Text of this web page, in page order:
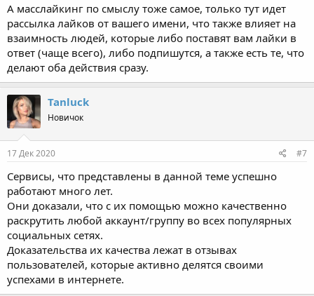
А масслайкинг по смыслу тоже самое, только тут идет
рассылка лайков от вашего имени, что также влияет на
взаимность людей, которые либо поставят вам лайки в
ответ (чаще всего), либо подпишутся, а также есть те, что
делают оба действия сразу.
Tanluck
Новичок
17 Дек 2020 #7
Сервисы, что представлены в данной теме успешно
работают много лет.
Они доказали, что с их помощью можно качественно
раскрутить любой аккаунт/группу во всех популярных
социальных сетях.
Доказательства их качества лежат в отзывах
пользователей, которые активно делятся своими
успехами в интернете.